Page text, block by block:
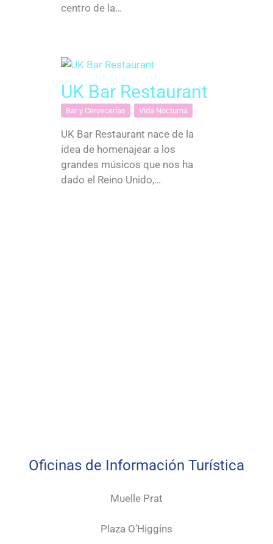
centro de la…
UK Bar Restaurant
Bar y Cervecerías Vida Nocturna
UK Bar Restaurant nace de la
idea de homenajear a los
grandes músicos que nos ha
dado el Reino Unido,…
Oficinas de Información Turística
Muelle Prat
Plaza O’Higgins